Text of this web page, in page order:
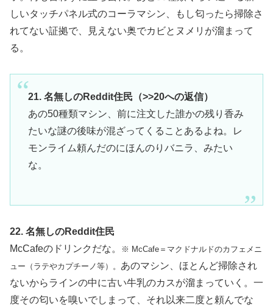
しいタッチパネル式のコーラマシン、もし匂ったら掃除さ
れてない証拠で、見えない奥でカビとヌメリが溜まって
る。
21. 名無しのReddit住民（>>20への返信）
あの50種類マシン、前に注文した誰かの残り香み
たいな謎の後味が混ざってくることあるよね。レ
モンライム頼んだのにほんのりバニラ、みたい
な。
22. 名無しのReddit住民
McCafeのドリンクだな。
※ McCafe＝マクドナルドのカフェメニ
ュー（ラテやカプチーノ等）。 あのマシン、ほとんど掃除され
ないからラインの中に古い牛乳のカスが溜まっていく。一
度その匂いを嗅いでしまって、それ以来二度と頼んでな